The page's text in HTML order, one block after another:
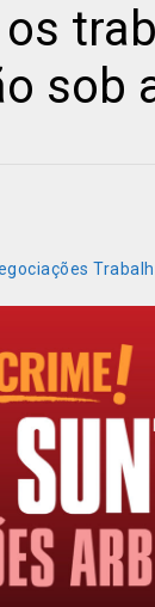
sob